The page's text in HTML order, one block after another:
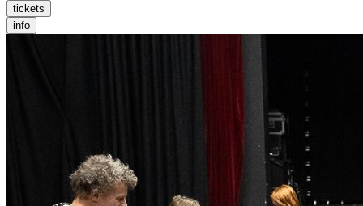
tickets
info